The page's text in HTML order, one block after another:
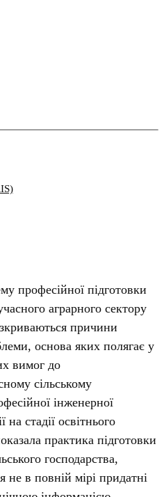
професійної підготовки
аграрного сектору
причини
основа яких полягає у
вимог до
сільському
інженерної
на стадії освітнього
практика підготовки
господарства,
не в повній мірі придатні